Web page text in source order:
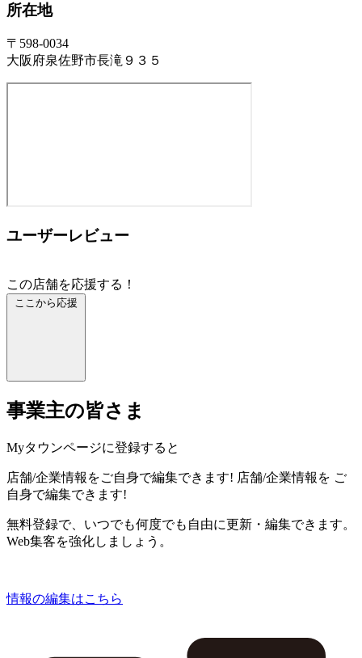
所在地
〒598-0034
大阪府泉佐野市長滝９３５
ユーザーレビュー
この店舗を応援する！
ここから応援
事業主の皆さま
Myタウンページに登録すると
店舗/企業情報をご自身で編集できます! 店舗/企業情報を ご
自身で編集できます!
無料登録で、いつでも何度でも自由に更新・編集できます。
Web集客を強化しましょう。
情報の編集はこちら